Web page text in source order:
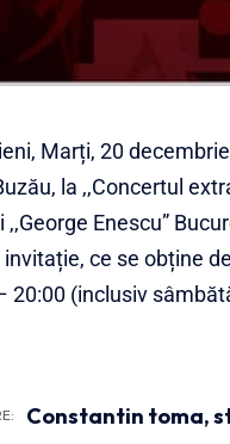
Marți, 20
la ,,Concertul
,,George Enescu”
invitație, ce se obține
20:00 (inclusiv
Constantin toma,